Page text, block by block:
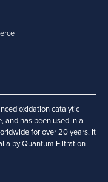
oxidation catalytic
and has been used in a
for over 20 years. It
by Quantum Filtration